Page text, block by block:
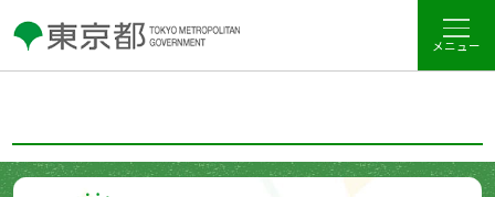
メニュー